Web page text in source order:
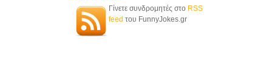
Γίνετε συνδρομητές στο RSS
feed του FunnyJokes.gr